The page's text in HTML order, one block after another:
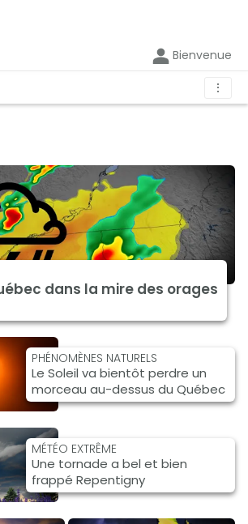
Bienvenue
⋮
dans la mire des orages
PHÉNOMÈNES NATURELS
Le Soleil va bientôt perdre un
morceau au-dessus du Québec
MÉTÉO EXTRÊME
Une tornade a bel et bien
frappé Repentigny